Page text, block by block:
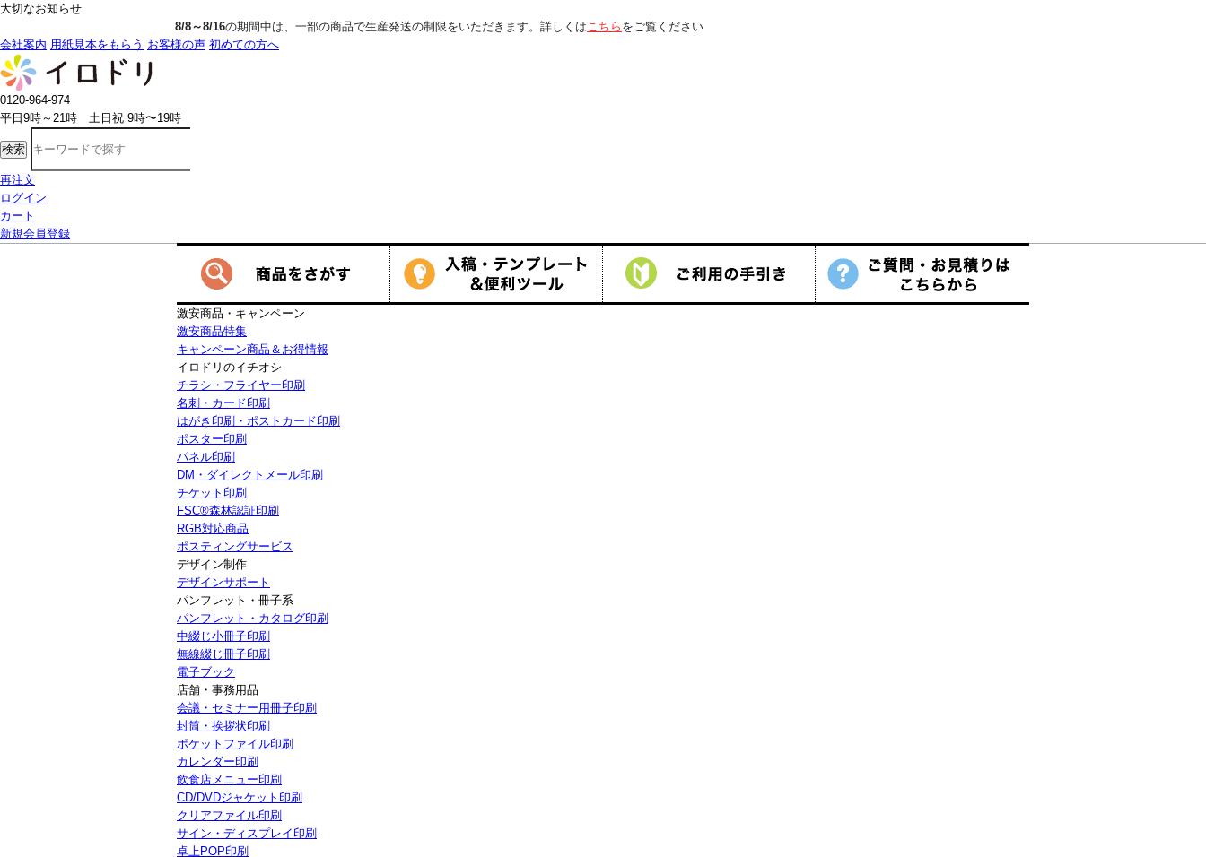
大切なお知らせ
の期間中は、一部の商品で生産発送の制限をいただきます。詳しくはこちらをご覧ください
会社案内 用紙見本をもらう お客様の声 初めての方へ
0120-964-974
平日9時～21時 土日祝 9時〜19時
検索
再注文
ログイン
カート
新規会員登録
激安商品・キャンペーン
激安商品特集
キャンペーン商品＆お得情報
イロドリのイチオシ
チラシ・フライヤー印刷
名刺・カード印刷
はがき印刷・ポストカード印刷
ポスター印刷
パネル印刷
DM・ダイレクトメール印刷
チケット印刷
FSC®森林認証印刷
RGB対応商品
ポスティングサービス
デザイン制作
デザインサポート
パンフレット・冊子系
パンフレット・カタログ印刷
中綴じ小冊子印刷
無線綴じ冊子印刷
電子ブック
店舗・事務用品
会議・セミナー用冊子印刷
封筒・挨拶状印刷
ポケットファイル印刷
カレンダー印刷
飲食店メニュー印刷
CD/DVDジャケット印刷
クリアファイル印刷
サイン・ディスプレイ印刷
卓上POP印刷